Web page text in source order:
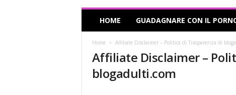
HOME GUADAGNARE CON IL
Home Affiliate Disclaimer – Politica di Trasparenza di
Affiliate Disclaimer –
blogadulti.com